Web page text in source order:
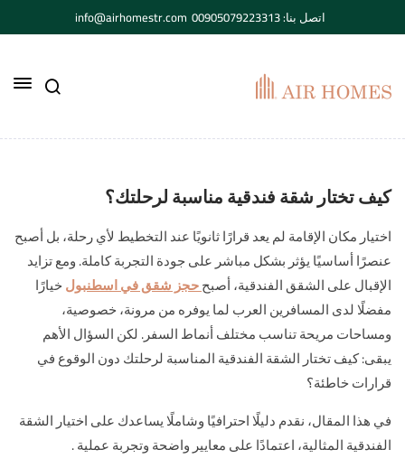
اتصل بنا: 00905079223313 info@airhomestr.com
كيف تختار شقة فندقية مناسبة لرحلتك؟
اختيار مكان الإقامة لم يعد قرارًا ثانويًا عند التخطيط لأي رحلة، بل أصبح
عنصرًا أساسيًا يؤثر بشكل مباشر على جودة التجربة كاملة. ومع تزايد
الإقبال على الشقق الفندقية، أصبححجز شقق في اسطنبولخيارًا
مفضلًا لدى المسافرين العرب لما يوفره من مرونة، خصوصية،
ومساحات مريحة تناسب مختلف أنماط السفر. لكن السؤال الأهم
يبقى: كيف تختار الشقة الفندقية المناسبة لرحلتك دون الوقوع في
قرارات خاطئة؟
في هذا المقال، نقدم دليلًا احترافيًا وشاملًا يساعدك على اختيار الشقة
الفندقية المثالية، اعتمادًا على معايير واضحة وتجربة عملية .